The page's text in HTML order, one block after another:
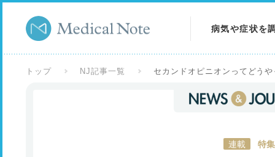
病気や症状を
症状を調べる
トップ NJ記事一覧 セカンドオピニオンってどう
連載 特集